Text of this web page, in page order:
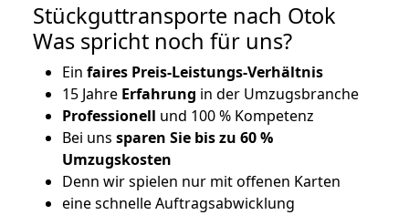
Stückguttransporte nach Otok
Was spricht noch für uns?
Ein faires Preis-Leistungs-Verhältnis
15 Jahre Erfahrung in der Umzugsbranche
Professionell und 100 % Kompetenz
Bei uns sparen Sie bis zu 60 %
Umzugskosten
Denn wir spielen nur mit offenen Karten
eine schnelle Auftragsabwicklung